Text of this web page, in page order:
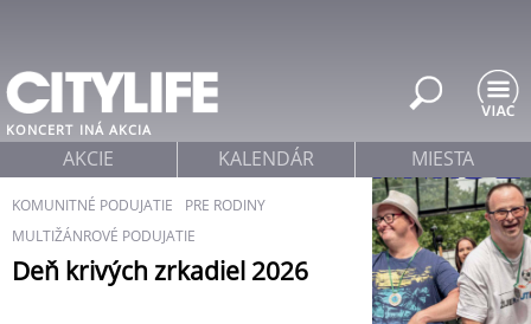
KONCERT INÁ AKCIA
KOMUNITNÉ PODUJATIE
PRE RODINY
MULTIŽÁNROVÉ PODUJATIE
Deň krivých zrkadiel 2026
AKCIE KALENDÁR MIESTA